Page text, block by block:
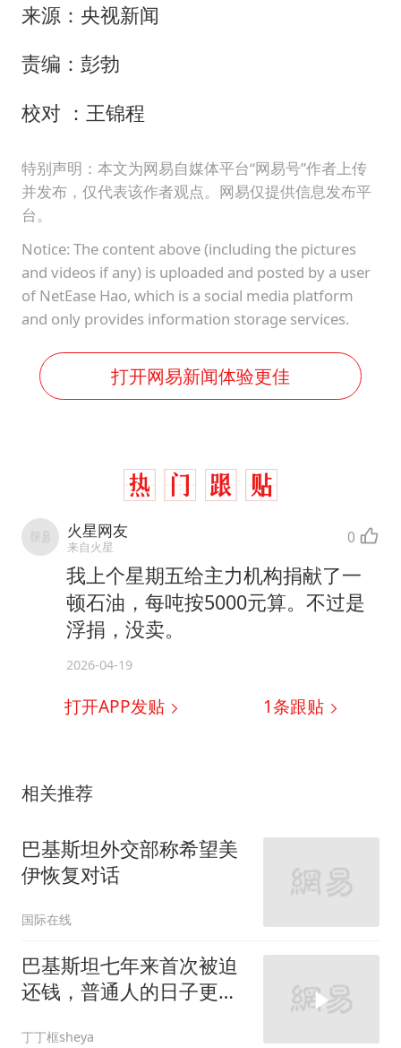
来源：央视新闻
责编：彭勃
校对 ：王锦程
特别声明：本文为网易自媒体平台“网易号”作者上传
并发布，仅代表该作者观点。网易仅提供信息发布平
台。
Notice: The content above (including the pictures
and videos if any) is uploaded and posted by a user
of NetEase Hao, which is a social media platform
and only provides information storage services.
打开网易新闻体验更佳
火星网友
来自火星 0
我上个星期五给主力机构捐献了一
顿石油，每吨按5000元算。不过是
浮捐，没卖。
2026-04-19
打开APP发贴 1条跟贴
相关推荐
巴基斯坦外交部称希望美
伊恢复对话
国际在线
巴基斯坦七年来首次被迫
还钱，普通人的日子更难
丁丁框sheya